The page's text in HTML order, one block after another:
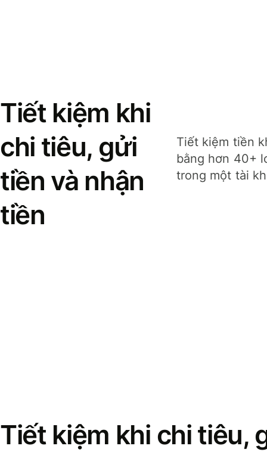
Tiết kiệm khi
chi tiêu, gửi
tiền và nhận
tiền
Tiết kiệm tiền
bằng hơn 40+
trong một tài
Tiết kiệm khi chi tiêu,